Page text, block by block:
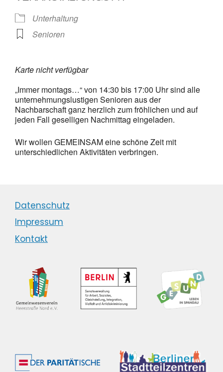
Unterhaltung
Senioren
Karte nicht verfügbar
„Immer montags…“ von 14:30 bis 17:00 Uhr sind alle
unternehmungslustigen Senioren aus der
Nachbarschaft ganz herzlich zum fröhlichen und auf
jeden Fall geselligen Nachmittag eingeladen.
Wir wollen GEMEINSAM eine schöne Zeit mit
unterschiedlichen Aktivitäten verbringen.
Datenschutz
Impressum
Kontakt